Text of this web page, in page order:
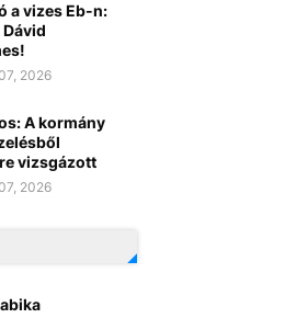
a vizes Eb-n:
2026
A kormány
vizsgázott
2026